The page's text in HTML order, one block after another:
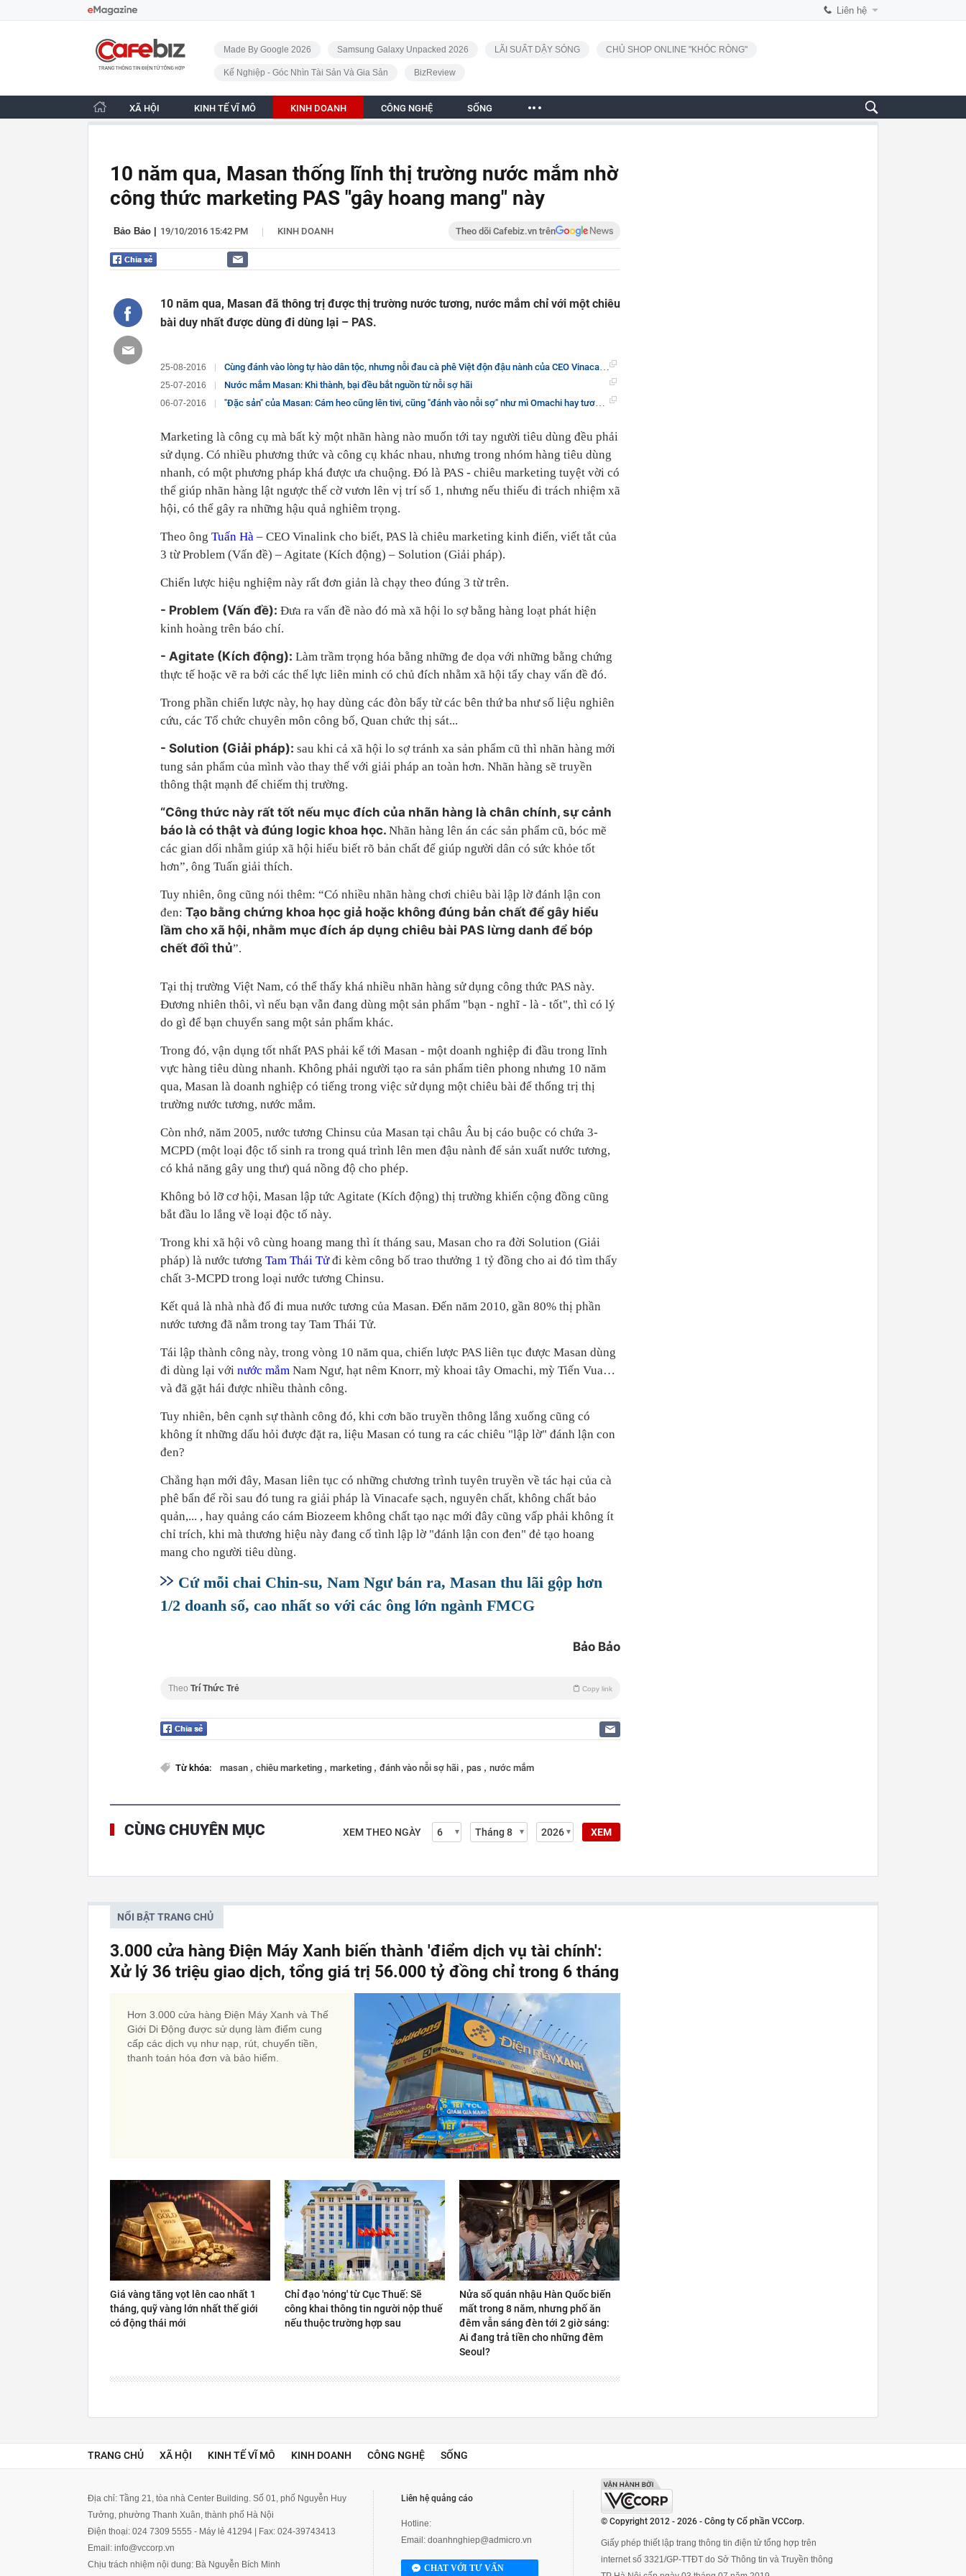
Liên hệ
CafeBiz - Trang chủ
Made By Google 2026 Samsung Galaxy Unpacked 2026 LÃI SUẤT DẬY SÓNG CHỦ SHOP ONLINE "KHÓC RÒNG"
Kế Nghiệp - Góc Nhìn Tài Sản Và Gia Sản BizReview
XÃ HỘI KINH TẾ VĨ MÔ KINH DOANH CÔNG NGHỆ SỐNG
10 năm qua, Masan thống lĩnh thị trường nước mắm nhờ
công thức marketing PAS "gây hoang mang" này
Bảo Bảo 19/10/2016 15:42 PM | KINH DOANH Theo dõi Cafebiz.vn trên
10 năm qua, Masan đã thông trị được thị trường nước tương, nước mắm chỉ với một chiêu
bài duy nhất được dùng đi dùng lại – PAS.
25-08-2016 Cùng đánh vào lòng tự hào dân tộc, nhưng nỗi đau cà phê Việt độn đậu nành của CEO Vinacafé không thể ‘được giá’ như nước mắt của Ngô Thanh Vân
25-07-2016 Nước mắm Masan: Khi thành, bại đều bắt nguồn từ nỗi sợ hãi
06-07-2016 "Đặc sản" của Masan: Cám heo cũng lên tivi, cũng "đánh vào nỗi sợ" như mì Omachi hay tương Chinsu
Marketing là công cụ mà bất kỳ một nhãn hàng nào muốn tới tay người tiêu dùng đều phải
sử dụng. Có nhiều phương thức và công cụ khác nhau, nhưng trong nhóm hàng tiêu dùng
nhanh, có một phương pháp khá được ưa chuộng. Đó là PAS - chiêu marketing tuyệt vời có
thể giúp nhãn hàng lật ngược thế cờ vươn lên vị trí số 1, nhưng nếu thiếu đi trách nhiệm xã
hội, có thể gây ra những hậu quả nghiêm trọng.
Theo ông Tuấn Hà – CEO Vinalink cho biết, PAS là chiêu marketing kinh điển, viết tắt của
3 từ Problem (Vấn đề) – Agitate (Kích động) – Solution (Giải pháp).
Chiến lược hiệu nghiệm này rất đơn giản là chạy theo đúng 3 từ trên.
- Problem (Vấn đề): Đưa ra vấn đề nào đó mà xã hội lo sợ bằng hàng loạt phát hiện
kinh hoàng trên báo chí.
- Agitate (Kích động): Làm trầm trọng hóa bằng những đe dọa với những bằng chứng
thực tế hoặc vẽ ra bởi các thế lực liên minh có chủ đích nhằm xã hội tẩy chay vấn đề đó.
Trong phần chiến lược này, họ hay dùng các đòn bẩy từ các bên thứ ba như số liệu nghiên
cứu, các Tổ chức chuyên môn công bố, Quan chức thị sát...
- Solution (Giải pháp): sau khi cả xã hội lo sợ tránh xa sản phẩm cũ thì nhãn hàng mới
tung sản phẩm của mình vào thay thế với giải pháp an toàn hơn. Nhãn hàng sẽ truyền
thông thật mạnh để chiếm thị trường.
“Công thức này rất tốt nếu mục đích của nhãn hàng là chân chính, sự cảnh
báo là có thật và đúng logic khoa học. Nhãn hàng lên án các sản phẩm cũ, bóc mẽ
các gian dối nhằm giúp xã hội hiểu biết rõ bản chất để giúp người dân có sức khỏe tốt
hơn”, ông Tuấn giải thích.
Tuy nhiên, ông cũng nói thêm: “Có nhiều nhãn hàng chơi chiêu bài lập lờ đánh lận con
đen: Tạo bằng chứng khoa học giả hoặc không đúng bản chất để gây hiểu
lầm cho xã hội, nhằm mục đích áp dụng chiêu bài PAS lừng danh để bóp
chết đối thủ”.
Tại thị trường Việt Nam, có thể thấy khá nhiều nhãn hàng sử dụng công thức PAS này.
Đương nhiên thôi, vì nếu bạn vẫn đang dùng một sản phẩm "bạn - nghĩ - là - tốt", thì có lý
do gì để bạn chuyển sang một sản phẩm khác.
Trong đó, vận dụng tốt nhất PAS phải kể tới Masan - một doanh nghiệp đi đầu trong lĩnh
vực hàng tiêu dùng nhanh. Không phải người tạo ra sản phẩm tiên phong nhưng 10 năm
qua, Masan là doanh nghiệp có tiếng trong việc sử dụng một chiêu bài để thống trị thị
trường nước tương, nước mắm.
Còn nhớ, năm 2005, nước tương Chinsu của Masan tại châu Âu bị cáo buộc có chứa 3-
MCPD (một loại độc tố sinh ra trong quá trình lên men đậu nành để sản xuất nước tương,
có khả năng gây ung thư) quá nồng độ cho phép.
Không bỏ lỡ cơ hội, Masan lập tức Agitate (Kích động) thị trường khiến cộng đồng cũng
bắt đầu lo lắng về loại độc tố này.
Trong khi xã hội vô cùng hoang mang thì ít tháng sau, Masan cho ra đời Solution (Giải
pháp) là nước tương Tam Thái Tửđi kèm công bố trao thưởng 1 tỷ đồng cho ai đó tìm thấy
chất 3-MCPD trong loại nước tương Chinsu.
Kết quả là nhà nhà đổ đi mua nước tương của Masan. Đến năm 2010, gần 80% thị phần
nước tương đã nằm trong tay Tam Thái Tử.
Tái lập thành công này, trong vòng 10 năm qua, chiến lược PAS liên tục được Masan dùng
đi dùng lại với nước mắm Nam Ngư, hạt nêm Knorr, mỳ khoai tây Omachi, mỳ Tiến Vua…
và đã gặt hái được nhiều thành công.
Tuy nhiên, bên cạnh sự thành công đó, khi cơn bão truyền thông lắng xuống cũng có
không ít những dấu hỏi được đặt ra, liệu Masan có tung ra các chiêu "lập lờ" đánh lận con
đen?
Chẳng hạn mới đây, Masan liên tục có những chương trình tuyên truyền về tác hại của cà
phê bẩn để rồi sau đó tung ra giải pháp là Vinacafe sạch, nguyên chất, không chất bảo
quản,... , hay quảng cáo cám Biozeem không chất tạo nạc mới đây cũng vấp phải không ít
chỉ trích, khi mà thương hiệu này đang cố tình lập lờ "đánh lận con đen" đẻ tạo hoang
mang cho người tiêu dùng.
Cứ mỗi chai Chin-su, Nam Ngư bán ra, Masan thu lãi gộp hơn
1/2 doanh số, cao nhất so với các ông lớn ngành FMCG
Bảo Bảo
Theo Trí Thức Trẻ Copy link
Từ khóa: masan , chiêu marketing , marketing , đánh vào nỗi sợ hãi , pas , nước mắm
CÙNG CHUYÊN MỤC XEM THEO NGÀY XEM
NỔI BẬT TRANG CHỦ
3.000 cửa hàng Điện Máy Xanh biến thành 'điểm dịch vụ tài chính':
Xử lý 36 triệu giao dịch, tổng giá trị 56.000 tỷ đồng chỉ trong 6 tháng
Hơn 3.000 cửa hàng Điện Máy Xanh và Thế
Giới Di Động được sử dụng làm điểm cung
cấp các dịch vụ như nạp, rút, chuyển tiền,
thanh toán hóa đơn và bảo hiểm.
Giá vàng tăng vọt lên cao nhất 1
tháng, quỹ vàng lớn nhất thế giới
có động thái mới
Chỉ đạo 'nóng' từ Cục Thuế: Sẽ
công khai thông tin người nộp thuế
nếu thuộc trường hợp sau
Nửa số quán nhậu Hàn Quốc biến
mất trong 8 năm, nhưng phố ăn
đêm vẫn sáng đèn tới 2 giờ sáng:
Ai đang trả tiền cho những đêm
Seoul?
TRANG CHỦ XÃ HỘI KINH TẾ VĨ MÔ KINH DOANH CÔNG NGHỆ SỐNG
Địa chỉ: Tầng 21, tòa nhà Center Building. Số 01, phố Nguyễn Huy
Tưởng, phường Thanh Xuân, thành phố Hà Nội
Điện thoại: 024 7309 5555 - Máy lẻ 41294 | Fax: 024-39743413
Email: info@vccorp.vn
Chịu trách nhiệm nội dung: Bà Nguyễn Bích Minh
Liên hệ quảng cáo
Hotline:
Email: doanhnghiep@admicro.vn
CHAT VỚI TƯ VẤN
© Copyright 2012 - 2026 - Công ty Cổ phần VCCorp.
Giấy phép thiết lập trang thông tin điện tử tổng hợp trên
internet số 3321/GP-TTĐT do Sở Thông tin và Truyền thông